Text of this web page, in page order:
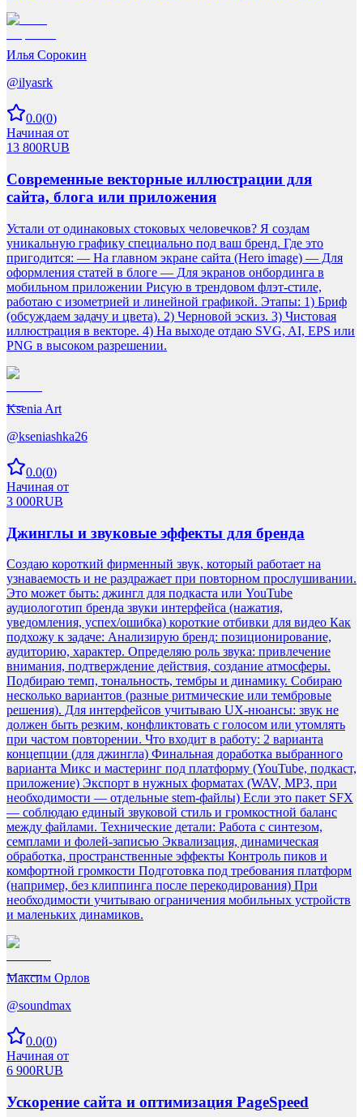
Илья Сорокин
@ilyasrk
0.0(0)
Начиная от
13 800RUB
Современные векторные иллюстрации для
сайта, блога или приложения
Устали от одинаковых стоковых человечков? Я создам
уникальную графику специально под ваш бренд. Где это
пригодится: — На главном экране сайта (Hero image) — Для
оформления статей в блоге — Для экранов онбординга в
мобильном приложении Рисую в трендовом флэт-стиле,
работаю с изометрией и линейной графикой. Этапы: 1) Бриф
(обсуждаем задачу и цвета). 2) Черновой эскиз. 3) Чистовая
иллюстрация в векторе. 4) На выходе отдаю SVG, AI, EPS или
PNG в высоком разрешении.
Ksenia Art
@kseniashka26
0.0(0)
Начиная от
3 000RUB
Джинглы и звуковые эффекты для бренда
Создаю короткий фирменный звук, который работает на
узнаваемость и не раздражает при повторном прослушивании.
Это может быть: джингл для подкаста или YouTube
аудиологотип бренда звуки интерфейса (нажатия,
уведомления, успех/ошибка) короткие отбивки для видео Как
подхожу к задаче: Анализирую бренд: позиционирование,
аудиторию, характер. Определяю роль звука: привлечение
внимания, подтверждение действия, создание атмосферы.
Подбираю темп, тональность, тембры и динамику. Собираю
несколько вариантов (разные ритмические или тембровые
решения). Для интерфейсов учитываю UX-нюансы: звук не
должен быть резким, конфликтовать с голосом или утомлять
при частом повторении. Что входит в работу: 2 варианта
концепции (для джингла) Финальная доработка выбранного
варианта Микс и мастеринг под платформу (YouTube, подкаст,
приложение) Экспорт в нужных форматах (WAV, MP3, при
необходимости — отдельные stem-файлы) Если это пакет SFX
— соблюдаю единый звуковой стиль и громкостной баланс
между файлами. Технические детали: Работа с синтезом,
семплами и фолей-записью Эквализация, динамическая
обработка, пространственные эффекты Контроль пиков и
комфортной громкости Подготовка под требования платформ
(например, без клиппинга после перекодирования) При
необходимости учитываю ограничения мобильных устройств
и маленьких динамиков.
Максим Орлов
@soundmax
0.0(0)
Начиная от
6 900RUB
Ускорение сайта и оптимизация PageSpeed